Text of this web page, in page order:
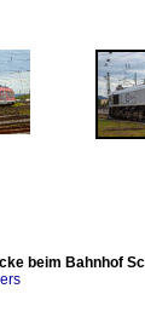
beim Bahnhof